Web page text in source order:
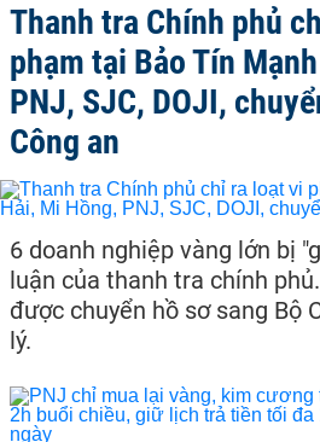
Thanh tra Chính phủ
phạm tại Bảo Tín
PNJ, SJC, DOJI,
Công an
6 doanh nghiệp vàng lớn bị
luận của thanh tra chính
được chuyển hồ sơ sang Bộ
lý.